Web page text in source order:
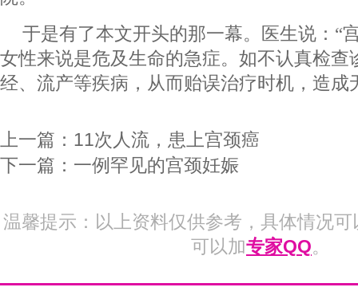
于是有了本文开头的那一幕。医生说：“
女性来说是危及生命的急症。如不认真检查
经、流产等疾病，从而贻误治疗时机，造成
上一篇： 11次人流，患上宫颈癌
下一篇： 一例罕见的宫颈妊娠
温馨提示：以上资料仅供参考，具体情况可
可以加专家QQ。